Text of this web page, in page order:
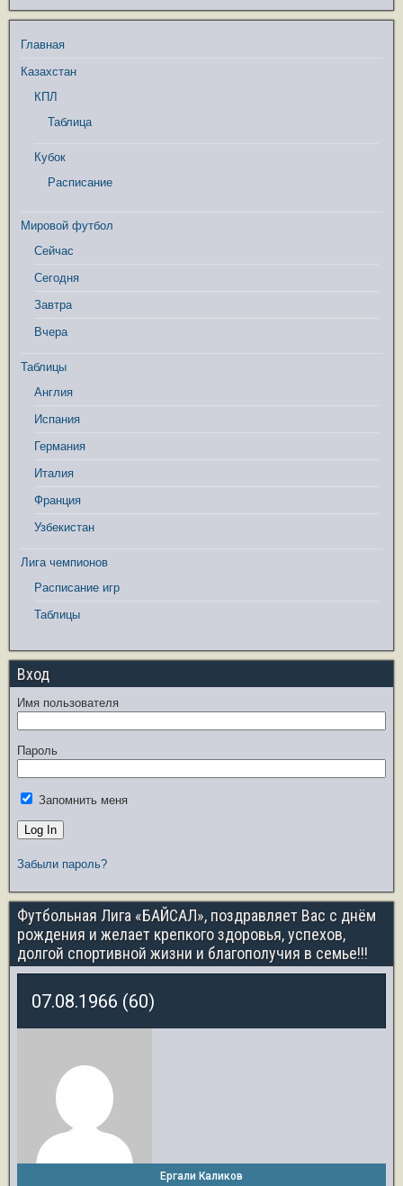
Главная
Казахстан
КПЛ
Таблица
Кубок
Расписание
Мировой футбол
Сейчас
Сегодня
Завтра
Вчера
Таблицы
Англия
Испания
Германия
Италия
Франция
Узбекистан
Лига чемпионов
Расписание игр
Таблицы
Вход
Имя пользователя
Пароль
Запомнить меня
Забыли пароль?
Футбольная Лига «БАЙСАЛ», поздравляет Вас с днём
рождения и желает крепкого здоровья, успехов,
долгой спортивной жизни и благополучия в семье!!!
07.08.1966 (60)
Ергали Каликов